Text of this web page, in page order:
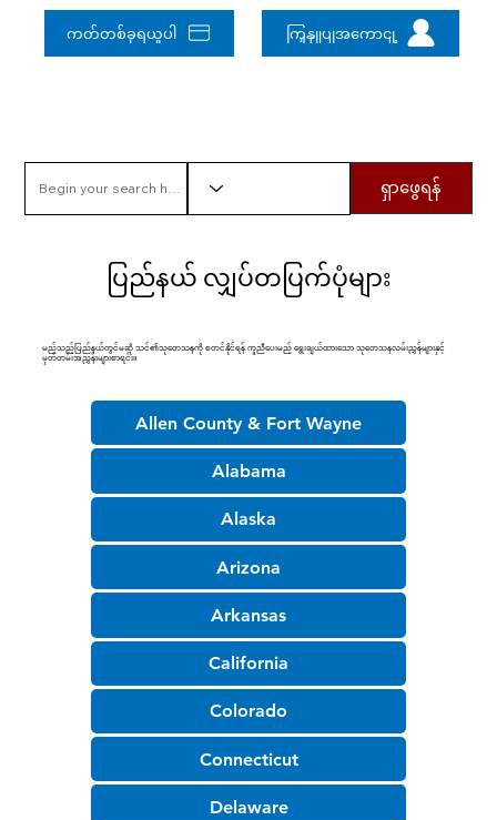
ကတ်တစ်ခုရယူပါ ကြှနျုပျအကောငျ့
ရှာဖွေရန်
ပြည်နယ် လျှပ်တပြက်ပုံများ
မည်သည့်ပြည်နယ်တွင်မဆို သင်၏သုတေသနကို စတင်နိုင်ရန် ကူညီပေးမည့် ရွေးချယ်ထားသော သုတေသနလမ်းညွှန်များနှင့်
မှတ်တမ်းအညွှန်းများစာရင်း။
Allen County & Fort Wayne
Alabama
Alaska
Arizona
Arkansas
California
Colorado
Connecticut
Delaware